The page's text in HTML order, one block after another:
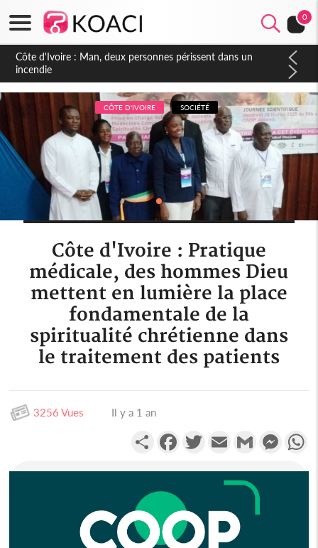
0
Côte d'Ivoire : Séileu, la célébration de la fête nationale
transformée en vaste campagne contre les produits
dépigmentants dangereux
CÔTE D'IVOIRE SOCIÉTÉ
Côte d'Ivoire : Pratique
médicale, des hommes Dieu
mettent en lumière la place
fondamentale de la
spiritualité chrétienne dans
le traitement des patients
3256 Vues Il y a 1 an
PartagerFacebookTwitterEmail Gmail